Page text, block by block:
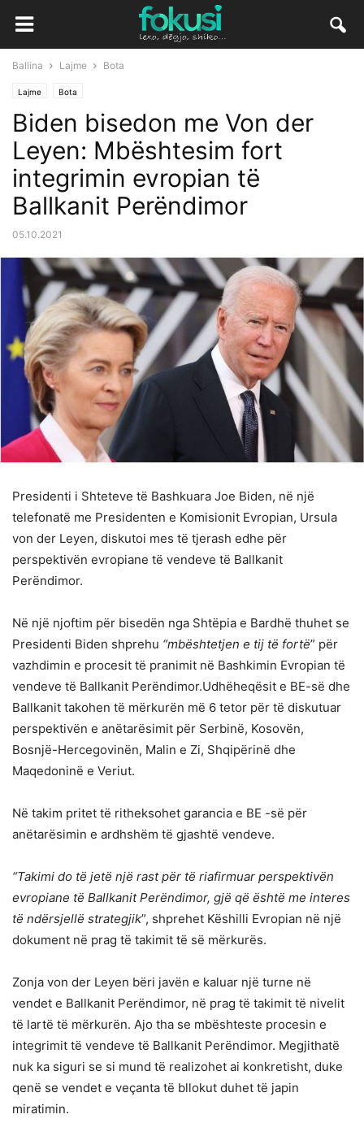
Ballina Lajme Bota
Lajme Bota
Biden bisedon me Von der
Leyen: Mbështesim fort
integrimin evropian të
Ballkanit Perëndimor
05.10.2021
Presidenti i Shteteve të Bashkuara Joe Biden, në një
telefonatë me Presidenten e Komisionit Evropian, Ursula
von der Leyen, diskutoi mes të tjerash edhe për
perspektivën evropiane të vendeve të Ballkanit
Perëndimor.
Në një njoftim për bisedën nga Shtëpia e Bardhë thuhet se
Presidenti Biden shprehu “mbështetjen e tij të fortë” për
vazhdimin e procesit të pranimit në Bashkimin Evropian të
vendeve të Ballkanit Perëndimor.Udhëheqësit e BE-së dhe
Ballkanit takohen të mërkurën më 6 tetor për të diskutuar
perspektivën e anëtarësimit për Serbinë, Kosovën,
Bosnjë-Hercegovinën, Malin e Zi, Shqipërinë dhe
Maqedoninë e Veriut.
Në takim pritet të ritheksohet garancia e BE -së për
anëtarësimin e ardhshëm të gjashtë vendeve.
“Takimi do të jetë një rast për të riafirmuar perspektivën
evropiane të Ballkanit Perëndimor, gjë që është me interes
të ndërsjellë strategjik”, shprehet Këshilli Evropian në një
dokument në prag të takimit të së mërkurës.
Zonja von der Leyen bëri javën e kaluar një turne në
vendet e Ballkanit Perëndimor, në prag të takimit të nivelit
të lartë të mërkurën. Ajo tha se mbështeste procesin e
integrimit të vendeve të Ballkanit Perëndimor. Megjithatë
nuk ka siguri se si mund të realizohet ai konkretisht, duke
qenë se vendet e veçanta të bllokut duhet të japin
miratimin.